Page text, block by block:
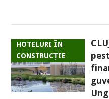
HOTELURI ÎN
CONSTRUCȚIE